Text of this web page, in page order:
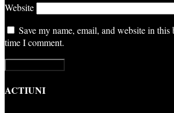
Website
Save my name, email, and website in this
time I comment.
ACTIUNI